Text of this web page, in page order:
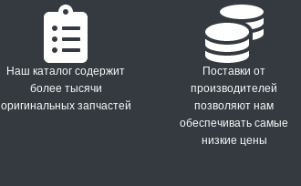
Наш каталог содержит
более тысячи
оригинальных запчастей
Поставки от
производителей
позволяют нам
обеспечивать самые
низкие цены